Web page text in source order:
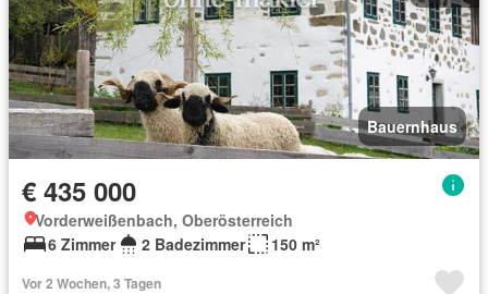
Bauernhaus
€ 435 000
Vorderweißenbach, Oberösterreich
6 Zimmer
2 Badezimmer 150 m²
Vor 2 Wochen, 3 Tagen